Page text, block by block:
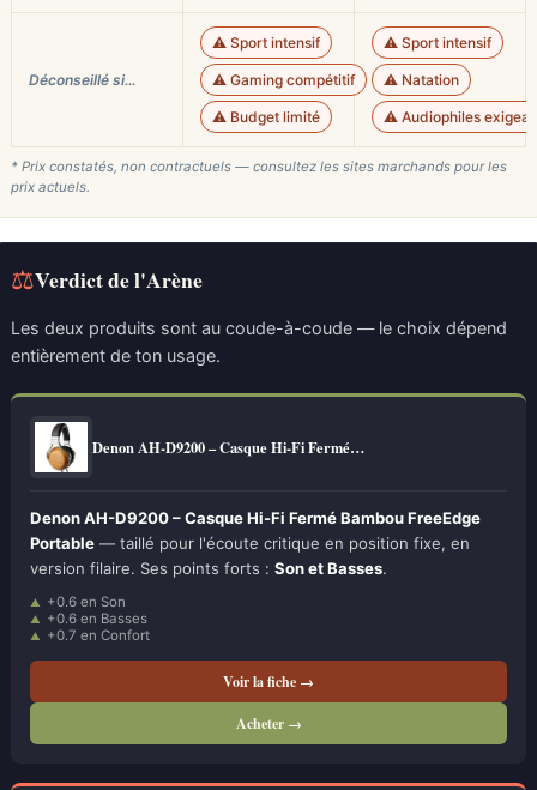
Déconseillé si…
⚠️ Sport intensif
⚠️ Gaming compétitif
⚠️ Budget limité
⚠️ Sport intensif
⚠️ Natation
⚠️ Audiophiles
* Prix constatés, non contractuels — consultez les sites marchands pour les
prix actuels.
⚖Verdict de l'Arène
Les deux produits sont au coude-à-coude — le choix dépend
entièrement de ton usage.
Denon AH-D9200 – Casque Hi-Fi Fermé…
Denon AH-D9200 – Casque Hi-Fi Fermé Bambou FreeEdge
Portable — taillé pour l'écoute critique en position fixe, en
version filaire. Ses points forts : Son et Basses.
+0.6 en Son
+0.6 en Basses
+0.7 en Confort
Voir la fiche →
Acheter →